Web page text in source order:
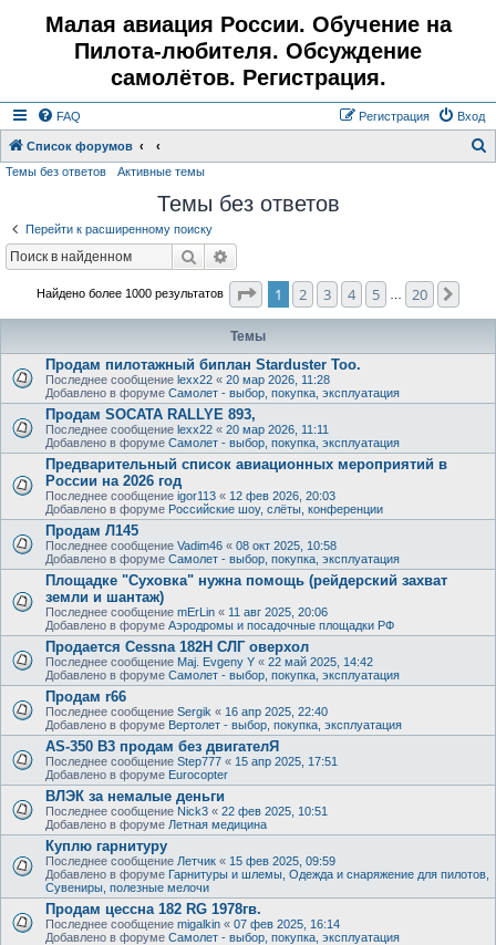
Малая авиация России. Обучение на
Пилота-любителя. Обсуждение
самолётов. Регистрация.
FAQ Вход
Регистрация
Список форумов
Темы без ответов Активные темы
Темы без ответов
Перейти к расширенному поиску
Поиск
Найдено более 1000 результатов Страница1 из
1 2 3 4 5 20
Темы
Продам пилотажный биплан Starduster Too.
Последнее сообщение lexx22 « 20 мар 2026, 11:28
Добавлено в форуме Самолет - выбор, покупка, эксплуатация
Продам SOCATA RALLYE 893,
Последнее сообщение lexx22 « 20 мар 2026, 11:11
Добавлено в форуме Самолет - выбор, покупка, эксплуатация
Предварительный список авиационных мероприятий в
России на 2026 год
Последнее сообщение igor113 « 12 фев 2026, 20:03
Добавлено в форуме Российские шоу, слёты, конференции
Продам Л145
Последнее сообщение Vadim46 « 08 окт 2025, 10:58
Добавлено в форуме Самолет - выбор, покупка, эксплуатация
Площадке "Суховка" нужна помощь (рейдерский захват
земли и шантаж)
Последнее сообщение mErLin « 11 авг 2025, 20:06
Добавлено в форуме Аэродромы и посадочные площадки РФ
Продается Cessna 182H СЛГ оверхол
Последнее сообщение Maj. Evgeny Y « 22 май 2025, 14:42
Добавлено в форуме Самолет - выбор, покупка, эксплуатация
Продам r66
Последнее сообщение Sergik « 16 апр 2025, 22:40
Добавлено в форуме Вертолет - выбор, покупка, эксплуатация
AS-350 B3 продам без двигателЯ
Последнее сообщение Step777 « 15 апр 2025, 17:51
Добавлено в форуме Eurocopter
ВЛЭК за немалые деньги
Последнее сообщение Nick3 « 22 фев 2025, 10:51
Добавлено в форуме Летная медицина
Куплю гарнитуру
Последнее сообщение Летчик « 15 фев 2025, 09:59
Добавлено в форуме Гарнитуры и шлемы, Одежда и снаряжение для пилотов,
Сувениры, полезные мелочи
Продам цессна 182 RG 1978гв.
Последнее сообщение migalkin « 07 фев 2025, 16:14
Добавлено в форуме Самолет - выбор, покупка, эксплуатация